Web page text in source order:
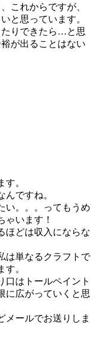
これからですが、
と思っています。
たりできたら…と思
が出ることはない
。
んですね。
い。。。ってもうめ
ゃいます！
ほどは収入にならな
は単なるクラフトで
。
口はトールペイント
に広がっていくと思
メールでお送りしま